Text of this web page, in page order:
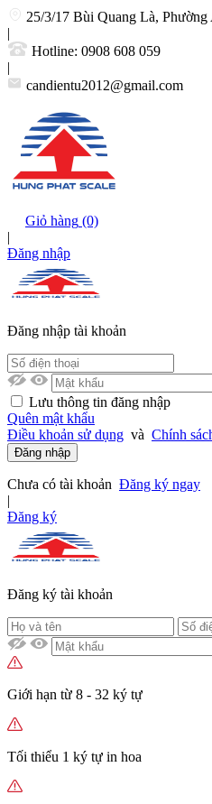
25/3/17 Bùi Quang Là,
|
Hotline: 0908 608 059
|
candientu2012@gmail.com
Giỏ hàng (0)
|
Đăng nhập
Đăng nhập tài khoản
Lưu thông tin đăng nhập
Quên mật khẩu
Điều khoản sử dụng và Chính
Đăng nhập
Chưa có tài khoản Đăng ký ngay
|
Đăng ký
Đăng ký tài khoản
Giới hạn từ 8 - 32 ký tự
Tối thiểu 1 ký tự in hoa